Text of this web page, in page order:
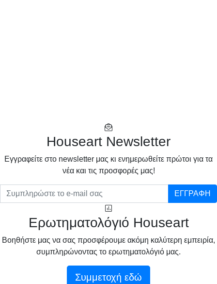
Houseart Newsletter
Eγγραφείτε στο newsletter μας κι ενημερωθείτε πρώτοι για τα
νέα και τις προσφορές μας!
ΕΓΓΡΑΦΗ
Ερωτηματολόγιό Houseart
Βοηθήστε μας να σας προσφέρουμε ακόμη καλύτερη εμπειρία,
συμπληρώνοντας το ερωτηματολόγιό μας.
Συμμετοχή εδώ